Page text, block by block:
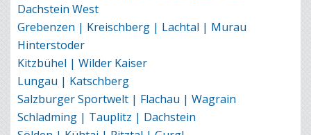
Dachstein West
Grebenzen | Kreischberg | Lachtal | Murau
Hinterstoder
Kitzbühel | Wilder Kaiser
Lungau | Katschberg
Salzburger Sportwelt | Flachau | Wagrain
Schladming | Tauplitz | Dachstein